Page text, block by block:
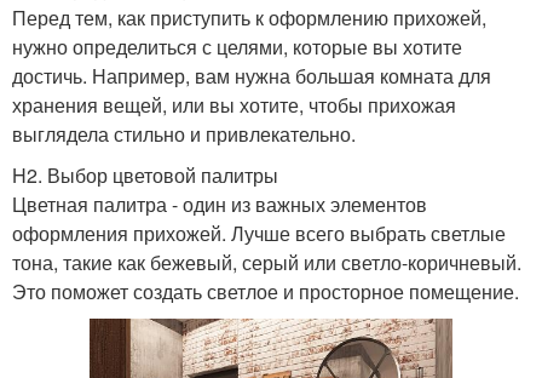
Перед тем, как приступить к оформлению прихожей,
нужно определиться с целями, которые вы хотите
достичь. Например, вам нужна большая комната для
хранения вещей, или вы хотите, чтобы прихожая
выглядела стильно и привлекательно.
H2. Выбор цветовой палитры
Цветная палитра - один из важных элементов
оформления прихожей. Лучше всего выбрать светлые
тона, такие как бежевый, серый или светло-коричневый.
Это поможет создать светлое и просторное помещение.